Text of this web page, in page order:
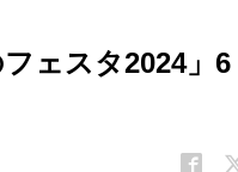
ェスタ2024」6